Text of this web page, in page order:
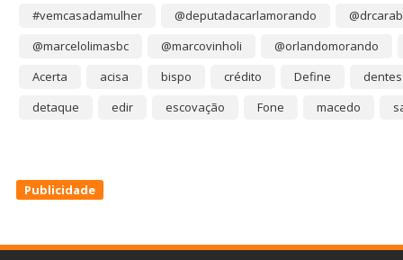
#vemcasadamulher @deputadacarlamorando
@marcelolimasbc
@marcovinholi
@orlandomorando
Acerta
acisa bispo crédito Define
dentes
detaque
edir escovação Fone macedo
Publicidade